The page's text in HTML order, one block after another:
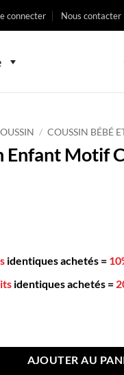
connecter Nous contacter
/ COUSSIN BÉBÉ
Enfant Motif
identiques achetés =
identiques achetés =
Enfant Motif Couronne
AJOUTER AU